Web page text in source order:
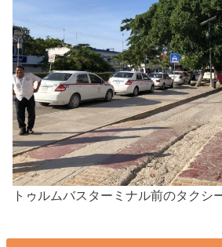
トゥルムバスターミナル前のタクシ